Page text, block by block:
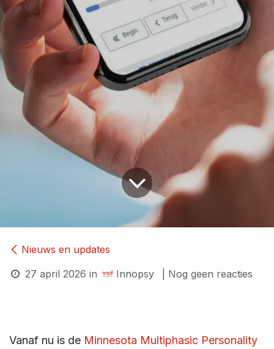
Nieuws en updates
27 april 2026 in Innopsy | Nog geen reacties
Vanaf nu is de Minnesota Multiphasic Personality